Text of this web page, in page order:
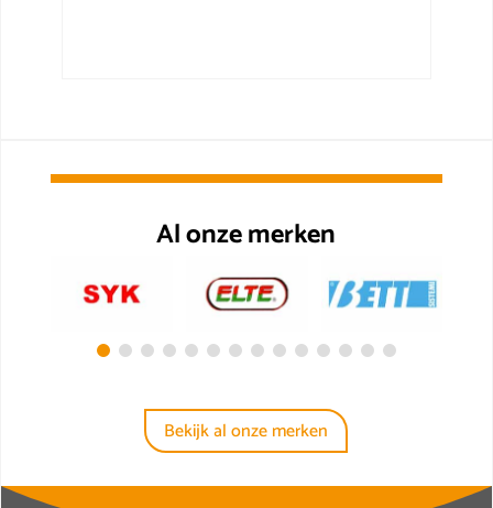
Al onze merken
Bekijk al onze merken